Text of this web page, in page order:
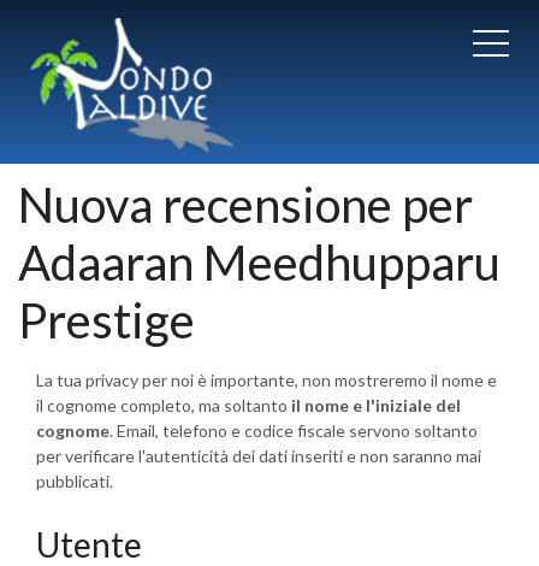
Nuova recensione per
Adaaran Meedhupparu
Prestige
La tua privacy per noi è importante, non mostreremo il nome e
il cognome completo, ma soltanto il nome e l'iniziale del
cognome. Email, telefono e codice fiscale servono soltanto
per verificare l'autenticità dei dati inseriti e non saranno mai
pubblicati.
Utente